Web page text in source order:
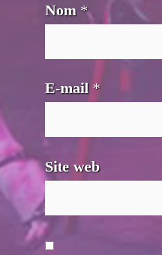
Nom *
E-mail*
Site web